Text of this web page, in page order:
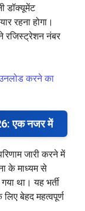
डॉक्यूमेंट
रहना होगा।
रजिस्ट्रेशन नंबर
करने का
एक नजर में
जारी करने में
के माध्यम से
था। यह भर्ती
बेहद महत्वपूर्ण